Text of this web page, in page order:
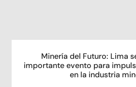
Minería del Futuro: Lima
importante evento para
en la industria